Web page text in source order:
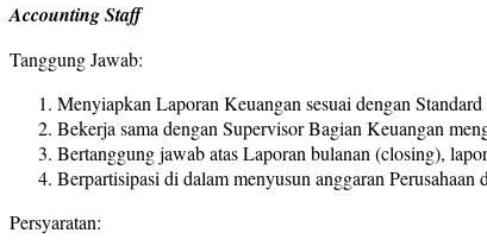
Accounting Staff
Tanggung Jawab:
Menyiapkan Laporan Keuangan sesuai dengan
Bekerja sama dengan Supervisor Bagian Keuangan
Bertanggung jawab atas Laporan bulanan (closing),
Berpartisipasi di dalam menyusun anggaran
Persyaratan: